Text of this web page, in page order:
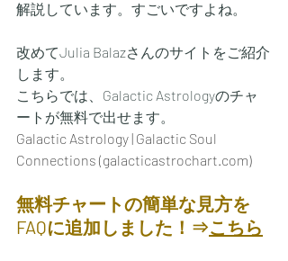
解説しています。すごいですよね。
改めてJulia Balazさんのサイトをご紹介
します。
こちらでは、Galactic Astrologyのチャ
ートが無料で出せます。
Galactic Astrology | Galactic Soul
Connections (galacticastrochart.com)
無料チャートの簡単な見方を
FAQに追加しました！⇒こちら